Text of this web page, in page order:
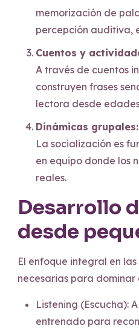
memorización de
percepción auditiva,
Cuentos y
A través de cuentos
construyen frases
lectora desde
Dinámicas grupales:
La socialización es
en equipo donde los
reales.
Desarrollo
desde
El enfoque integral en las
necesarias para dominar
Listening (Escucha):
entrenado para